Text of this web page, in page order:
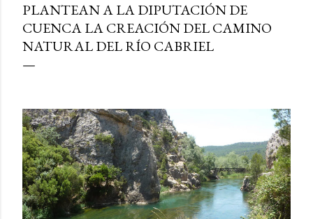
PLANTEAN A LA DIPUTACIÓN DE
CUENCA LA CREACIÓN DEL CAMINO
NATURAL DEL RÍO CABRIEL